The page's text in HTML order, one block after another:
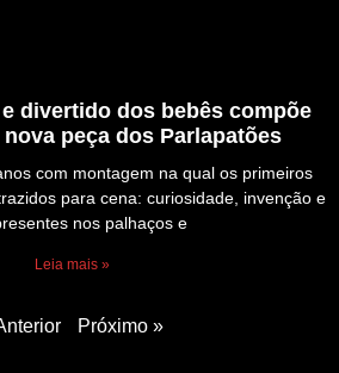
divertido dos bebês compõe
peça dos Parlapatões
com montagem na qual os primeiros
para cena: curiosidade, invenção e
nos palhaços e
Leia mais »
Próximo »